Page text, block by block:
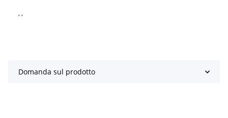
, ,
Domanda sul prodotto